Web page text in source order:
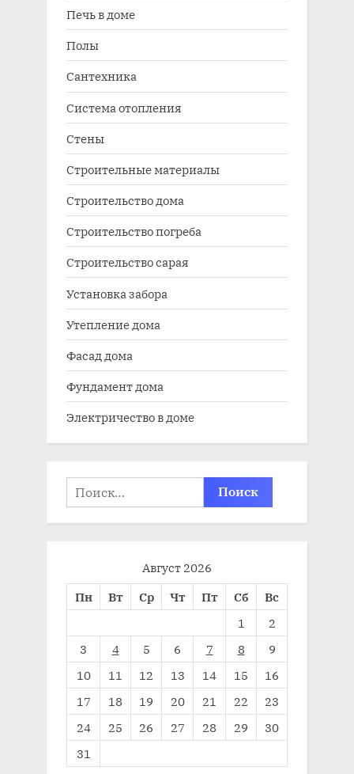
Печь в доме
Полы
Сантехника
Система отопления
Стены
Строительные материалы
Строительство дома
Строительство погреба
Строительство сарая
Установка забора
Утепление дома
Фасад дома
Фундамент дома
Электричество в доме
Найти:
Август 2026
Пн
Вт Ср Чт Пт Сб
Вс
1
2
3
4 5 6 7 8
9
10
11 12 13 14 15
16
17
18 19 20 21 22
23
24
25 26 27 28 29
30
31